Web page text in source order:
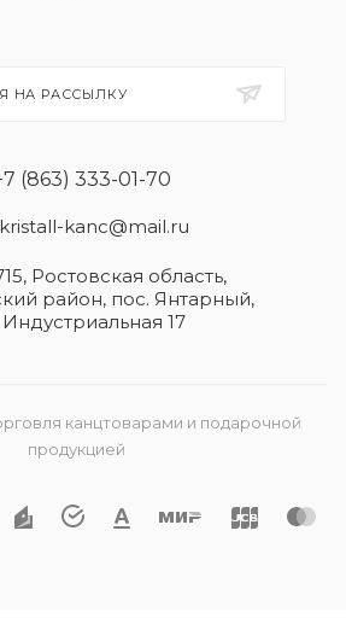
НА РАССЫЛКУ
(863) 333-01-70
kristall-kanc@mail.ru
Ростовская область​,
район, пос. Янтарный,
Индустриальная 17
канцтоварами и подарочной
продукцией